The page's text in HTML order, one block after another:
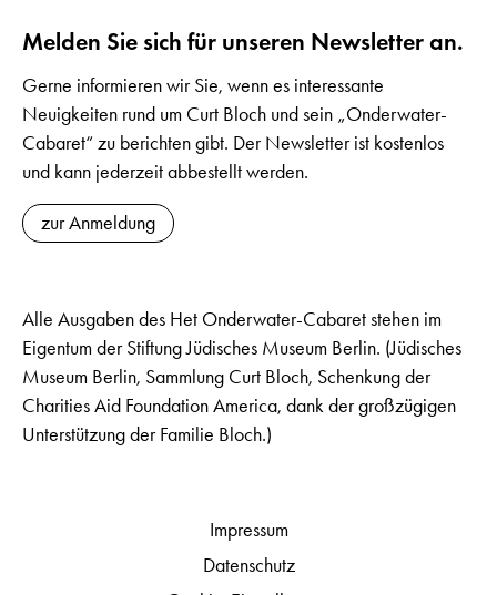
Melden Sie sich für unseren Newsletter an.
Gerne informieren wir Sie, wenn es interessante
Neuigkeiten rund um Curt Bloch und sein „Onderwater-
Cabaret“ zu berichten gibt. Der Newsletter ist kostenlos
und kann jederzeit abbestellt werden.
zur Anmeldung
Alle Ausgaben des Het Onderwater-Cabaret stehen im
Eigentum der Stiftung Jüdisches Museum Berlin. (Jüdisches
Museum Berlin, Sammlung Curt Bloch, Schenkung der
Charities Aid Foundation America, dank der großzügigen
Unterstützung der Familie Bloch.)
Impressum
Datenschutz